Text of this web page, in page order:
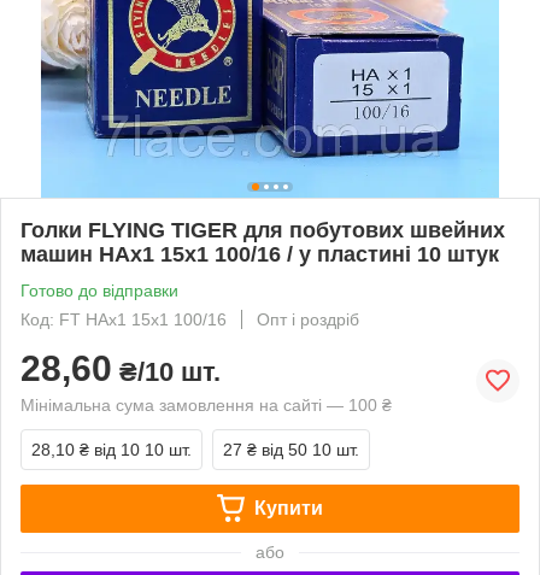
Голки FLYING TIGER для побутових швейних
машин HAx1 15x1 100/16 / у пластині 10 штук
Готово до відправки
Код: FT HAx1 15x1 100/16
Опт і роздріб
28,60 ₴/10 шт.
Мінімальна сума замовлення на сайті — 100 ₴
28,10 ₴ від 10 10 шт. 27 ₴ від 50 10 шт.
Купити
або